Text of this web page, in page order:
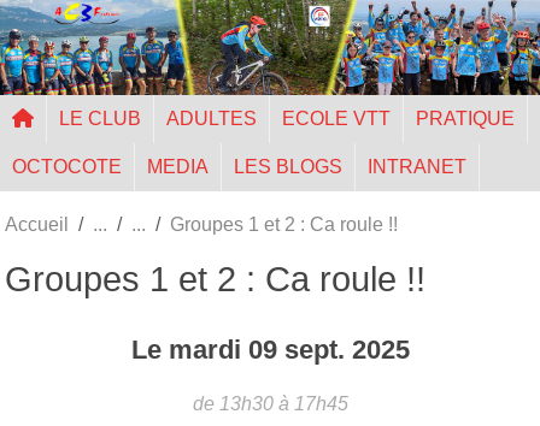
LE CLUB ADULTES ECOLE VTT PRATIQUE
OCTOCOTE MEDIA LES BLOGS INTRANET
Accueil Groupes 1 et 2 : Ca roule !!
Groupes 1 et 2 : Ca roule !!
Le mardi 09 sept. 2025
de 13h30 à 17h45
Panneau de gestion des cookies